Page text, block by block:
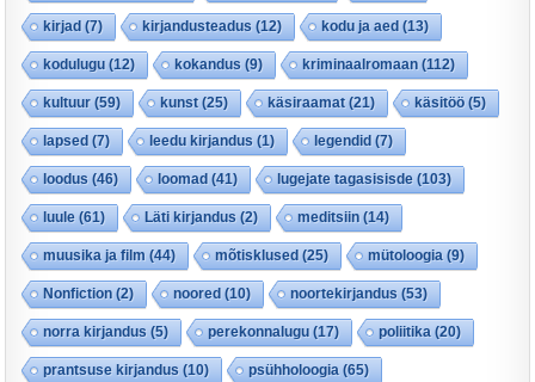
kirjad (7) kirjandusteadus (12) kodu ja aed (13)
kodulugu (12) kokandus (9) kriminaalromaan (112)
kultuur (59) kunst(25) käsiraamat(21) käsitöö (5)
lapsed (7) leedu kirjandus (1) legendid (7)
loodus (46) loomad (41) lugejate tagasisisde (103)
luule (61) Läti kirjandus (2) meditsiin (14)
muusika ja film (44) mõtisklused (25) mütoloogia (9)
Nonfiction (2) noored (10) noortekirjandus (53)
norra kirjandus (5) perekonnalugu (17) poliitika (20)
prantsuse kirjandus (10) psühholoogia (65)